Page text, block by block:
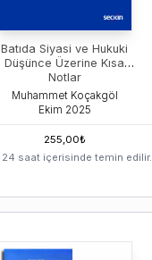
Batıda Siyasi ve Hukuki
Düşünce Üzerine Kısa
Notlar
Muhammet Koçakgöl
Ekim 2025
255,00₺
24 saat içerisinde temin edilir.